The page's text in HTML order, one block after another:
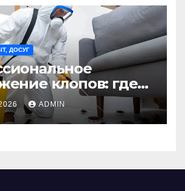
ДОСУГ
клопов: где
ADMIN